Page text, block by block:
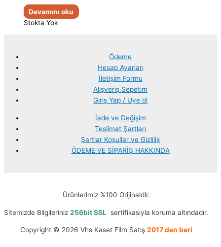
Devamını oku
Stokta Yok
Ödeme
Hesap Ayarları
İletişim Formu
Alışveriş Sepetim
Giriş Yap / Uye ol
İade ve Değişim
Teslimat Şartları
Şartlar Koşullar ve Gizlilik
ÖDEME VE SİPARİŞ HAKKINDA
Ürünlerimiz %100 Orijinaldir.
Sitemizde Bilgileriniz 256bit SSL sertifikasıyla koruma altındadır.
Copyright © 2026 Vhs Kaset Film Satış 2017 den beri